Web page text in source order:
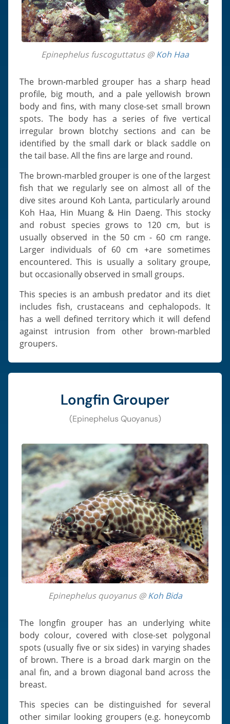
Epinephelus fuscoguttatus @Koh Haa
The brown-marbled grouper has a sharp head
profile, big mouth, and a pale yellowish brown
body and fins, with many close-set small brown
spots. The body has a series of five vertical
irregular brown blotchy sections and can be
identified by the small dark or black saddle on
the tail base. All the fins are large and round.
The brown-marbled grouper is one of the largest
fish that we regularly see on almost all of the
dive sites around Koh Lanta, particularly around
Koh Haa, Hin Muang & Hin Daeng. This stocky
and robust species grows to 120 cm, but is
usually observed in the 50 cm - 60 cm range.
Larger individuals of 60 cm +are sometimes
encountered. This is usually a solitary groupe,
but occasionally observed in small groups.
This species is an ambush predator and its diet
includes fish, crustaceans and cephalopods. It
has a well defined territory which it will defend
against intrusion from other brown-marbled
groupers.
Longfin Grouper
(Epinephelus Quoyanus)
Epinephelus quoyanus @Koh Bida
The longfin grouper has an underlying white
body colour, covered with close-set polygonal
spots (usually five or six sides) in varying shades
of brown. There is a broad dark margin on the
anal fin, and a brown diagonal band across the
breast.
This species can be distinguished for several
other similar looking groupers (e.g. honeycomb